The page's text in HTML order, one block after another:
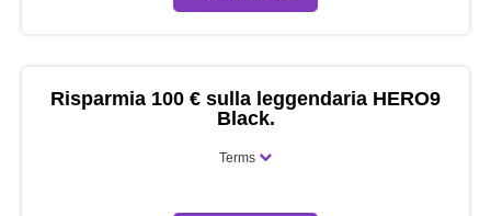
Risparmia 100 € sulla leggendaria HERO9
Black.
Terms